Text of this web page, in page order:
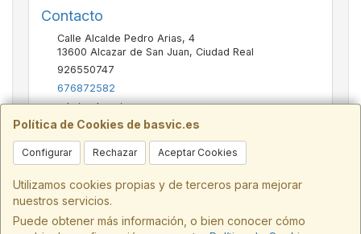
Política de Cookies de basvic.es
Configurar Rechazar Aceptar Cookies
Utilizamos cookies propias y de terceros para mejorar
nuestros servicios.
Puede obtener más información, o bien conocer cómo
Contacto
Calle Alcalde Pedro Arias, 4
13600 Alcazar de San Juan, Ciudad Real
926550747
676872582
admin@basvic.es
Horario
9:30 - 13:30 y 16:30 - 20:00